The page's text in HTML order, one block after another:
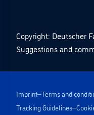
Copyright: Deutscher
Suggestions and
Imprint Terms and
Tracking Guidelines